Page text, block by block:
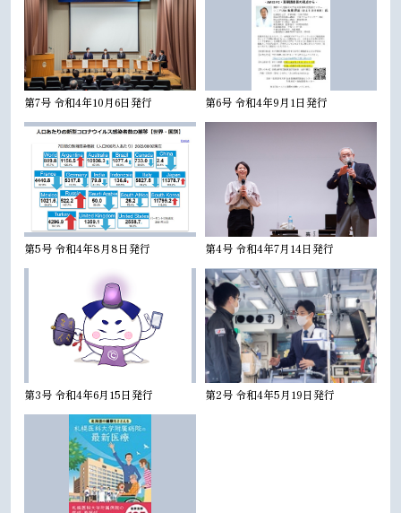
第7号 令和4年10月6日発行 第6号 令和4年9月1日発行
第5号 令和4年8月8日発行 第4号 令和4年7月14日発行
第3号 令和4年6月15日発行 第2号 令和4年5月19日発行